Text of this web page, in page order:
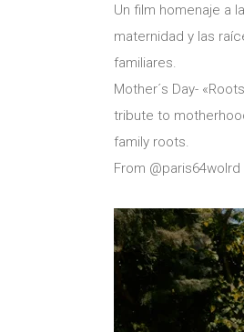
Un film homenaje a la
maternidad y las
familiares.
Mother´s Day-
tribute to
family roots.
From @paris64wolrd